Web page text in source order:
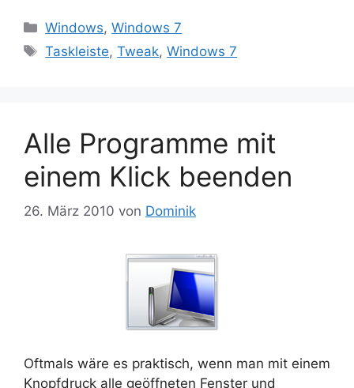
Kategorien
Windows,Windows 7
Schlagwörter
Taskleiste,Tweak,Windows 7
Alle Programme mit
einem Klick beenden
26. März 2010 von Dominik
Oftmals wäre es praktisch, wenn man mit einem
Knopfdruck alle geöffneten Fenster und